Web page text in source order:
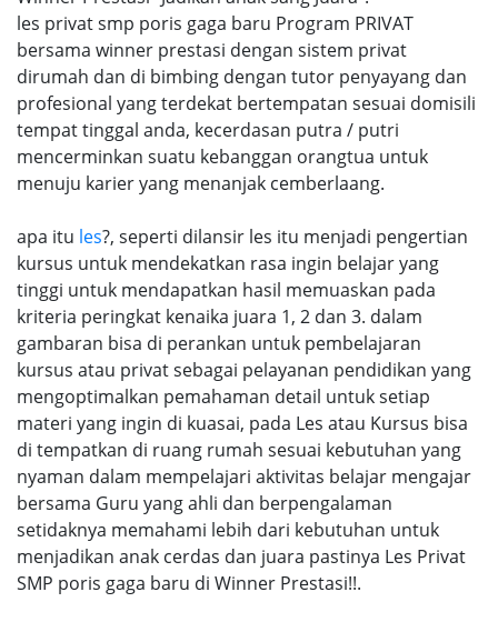
les privat smp poris gaga baru Program PRIVAT
bersama winner prestasi dengan sistem privat
dirumah dan di bimbing dengan tutor penyayang dan
profesional yang terdekat bertempatan sesuai domisili
tempat tinggal anda, kecerdasan putra / putri
mencerminkan suatu kebanggan orangtua untuk
menuju karier yang menanjak cemberlaang.
apa itu les?, seperti dilansir les itu menjadi pengertian
kursus untuk mendekatkan rasa ingin belajar yang
tinggi untuk mendapatkan hasil memuaskan pada
kriteria peringkat kenaika juara 1, 2 dan 3. dalam
gambaran bisa di perankan untuk pembelajaran
kursus atau privat sebagai pelayanan pendidikan yang
mengoptimalkan pemahaman detail untuk setiap
materi yang ingin di kuasai, pada Les atau Kursus bisa
di tempatkan di ruang rumah sesuai kebutuhan yang
nyaman dalam mempelajari aktivitas belajar mengajar
bersama Guru yang ahli dan berpengalaman
setidaknya memahami lebih dari kebutuhan untuk
menjadikan anak cerdas dan juara pastinya Les Privat
SMP poris gaga baru di Winner Prestasi!!.